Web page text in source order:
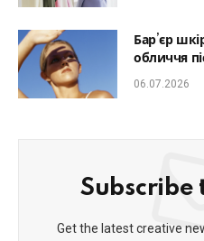
Бар’єр
обличчя
06.07.2026
Subscribe
Get the latest creative